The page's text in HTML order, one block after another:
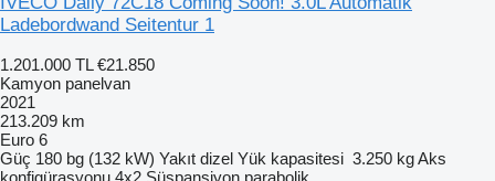
Ladebordwand Seitentur 1
1.201.000 TL €21.850
Kamyon panelvan
2021
213.209 km
Euro 6
Güç 180 bg (132 kW) Yakıt dizel Yük kapasitesi 3.250 kgAks
konfigürasyonu 4x2 Süspansiyon parabolik